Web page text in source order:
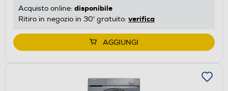
Acquisto online: disponibile
Ritiro in negozio in 30' gratuito: verifica
AGGIUNGI